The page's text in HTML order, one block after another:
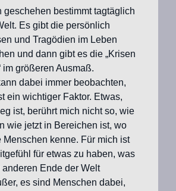
geschehen bestimmt tagtäglich
Es gibt die persönlich
und Tragödien im Leben
und dann gibt es die „Krisen
im größeren Ausmaß.
dabei immer beobachten,
ein wichtiger Faktor. Etwas,
ist, berührt mich nicht so, wie
wie jetzt in Bereichen ist, wo
Menschen kenne. Für mich ist
für etwas zu haben, was
Ende der Welt
es sind Menschen dabei,